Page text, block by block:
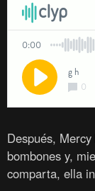
Después,
bombones y,
comparta, ella